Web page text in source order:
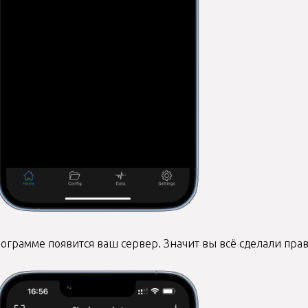
появится ваш сервер. Значит вы всё сделали